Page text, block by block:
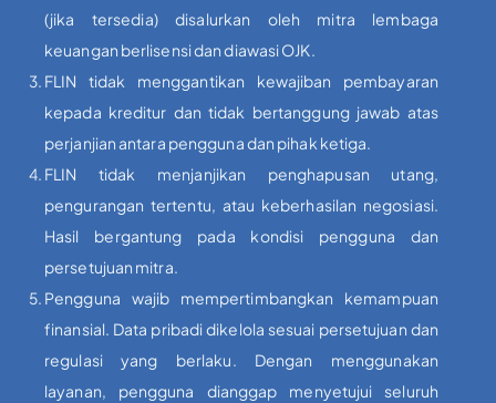
(jika tersedia) disalurkan oleh mitra lembaga
keuangan berlisensi dan diawasi OJK.
FLIN tidak menggantikan kewajiban pembayaran
kepada kreditur dan tidak bertanggung jawab atas
perjanjian antara pengguna dan pihak ketiga.
FLIN tidak menjanjikan penghapusan utang,
pengurangan tertentu, atau keberhasilan negosiasi.
Hasil bergantung pada kondisi pengguna dan
persetujuan mitra.
Pengguna wajib mempertimbangkan kemampuan
finansial. Data pribadi dikelola sesuai persetujuan dan
regulasi yang berlaku. Dengan menggunakan
layanan, pengguna dianggap menyetujui seluruh